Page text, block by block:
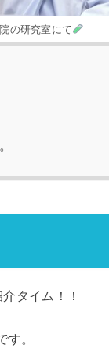
の研究室にて
タイム！！
の人